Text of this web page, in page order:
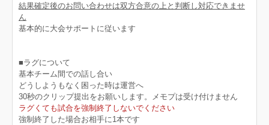
結果確定後のお問い合わせは双方合意の上と判断し対応できませ
ん
基本的に大会サポートに従います
■ラグについて
基本チーム間での話し合い
どうしようもなく困った時は運営へ
30秒のクリップ提出をお願いします。メモプは受け付けません
ラグくても試合を強制終了しないでください
強制終了した場合お相手に1本です